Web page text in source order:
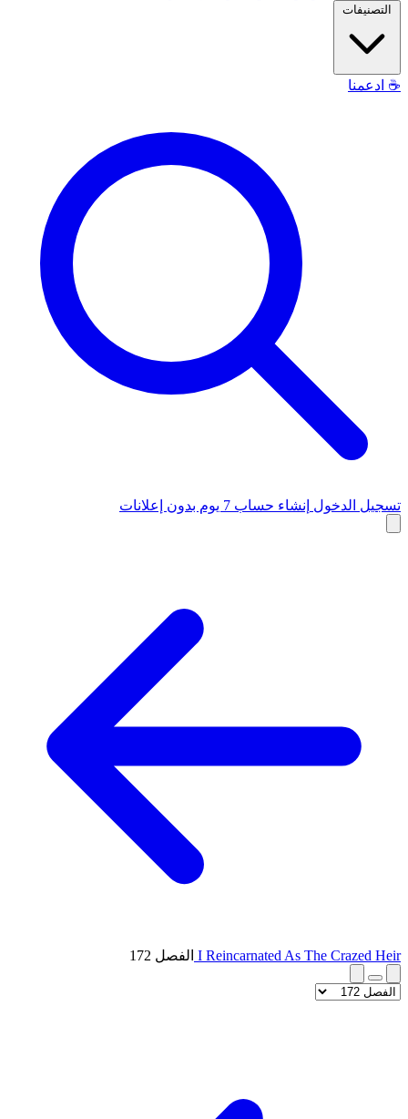
التصنيفات
☕ ادعمنا
تسجيل الدخول إنشاء حساب 7 يوم بدون إعلانات
I Reincarnated As The Crazed Heir الفصل 172